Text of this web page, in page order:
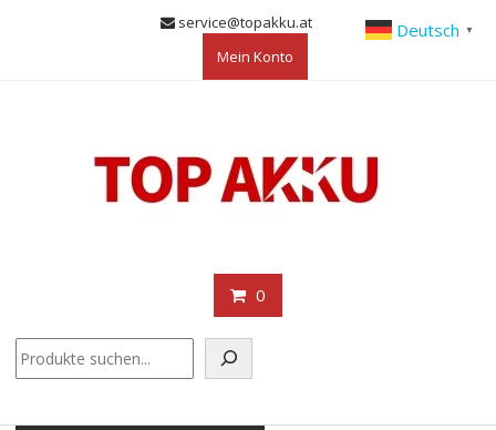
service@topakku.at
Mein Konto
0
Deutsch ▼